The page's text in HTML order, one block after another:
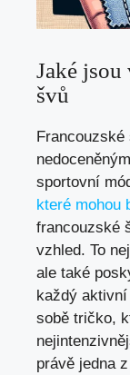
Jaké
švů
sportovní
které mohou
francouzské
vzhled. To
ale také
každý
sobě tričko,
právě jedna